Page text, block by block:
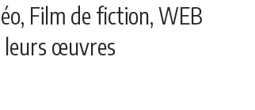
Film de fiction, WEB
leurs œuvres